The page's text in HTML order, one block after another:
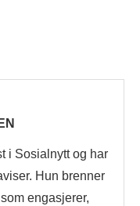
i Sosialnytt og har
Hun brenner
engasjerer,